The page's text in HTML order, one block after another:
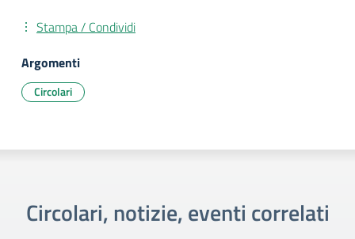
Stampa / Condividi
Argomenti
Circolari
Circolari, notizie, eventi correlati